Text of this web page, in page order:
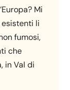
Mi
li
fumosi,
che
in Val di